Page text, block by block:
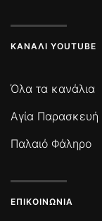
ΚΑΝΆΛΙ YOUTUBE
Όλα τα κανάλια
Αγία Παρασκευή
Παλαιό Φάληρο
ΕΠΙΚΟΙΝΩΝΊΑ